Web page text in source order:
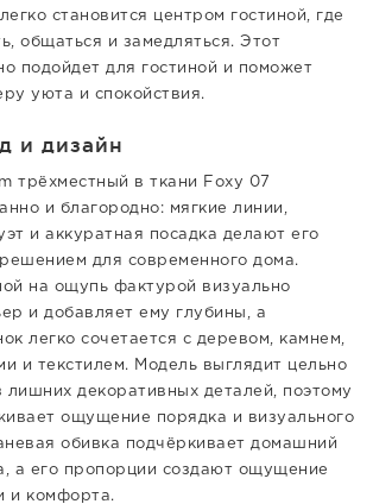
становится центром гостиной, где
общаться и замедляться. Этот
подойдет для гостиной и поможет
уюта и спокойствия.
и дизайн
трёхместный в ткани Foxy 07
и благородно: мягкие линии,
и аккуратная посадка делают его
для современного дома.
на ощупь фактурой визуально
и добавляет ему глубины, а
легко сочетается с деревом, камнем,
и текстилем. Модель выглядит цельно
лишних декоративных деталей, поэтому
ощущение порядка и визуального
обивка подчёркивает домашний
а его пропорции создают ощущение
и комфорта.